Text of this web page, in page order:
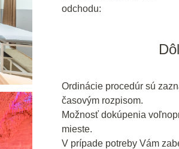
odchodu:
Ordinácie procedúr sú
časovým rozpisom.
Možnosť dokúpenia
mieste.
V prípade potreby Vám